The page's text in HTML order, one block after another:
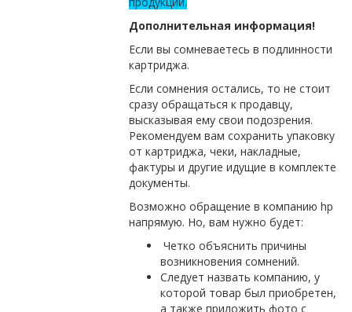
Дополнительная информация!
Если вы сомневаетесь в подлинности
картриджа.
Если сомнения остались, то не стоит
сразу обращаться к продавцу,
высказывая ему свои подозрения.
Рекомендуем вам сохранить упаковку
от картриджа, чеки, накладные,
фактуры и другие идущие в комплекте
документы.
Возможно обращение в компанию hp
напрямую. Но, вам нужно будет:
Четко объяснить причины
возникновения сомнений.
Следует назвать компанию, у
которой товар был приобретен,
а также приложить фото с